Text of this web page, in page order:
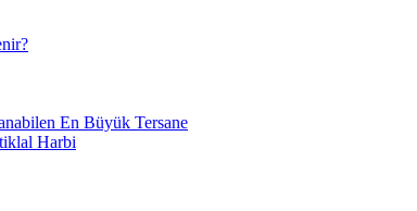
En Büyük Tersane
Harbi